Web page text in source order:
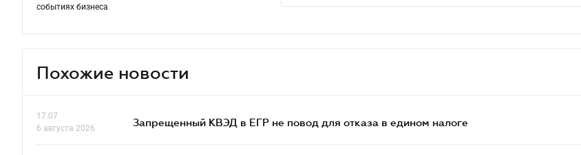
событиях бизнеса
Похожие новости
17.07
6 августа 2026
Запрещенный КВЭД в ЕГР не повод для отказа в едином налоге